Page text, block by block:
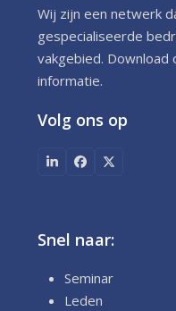
Wij zijn een netwerk
gespecialiseerde
vakgebied.
informatie.
Volg ons op
LinkedInFacebook
X
Snel naar:
Seminar
Leden